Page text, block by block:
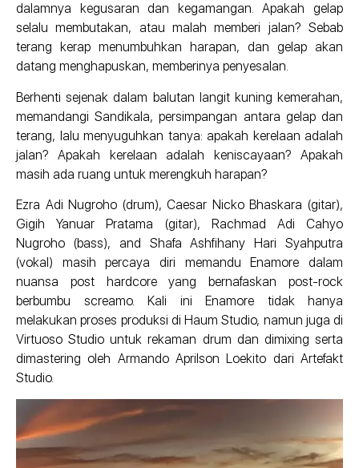
dalamnya kegusaran dan kegamangan. Apakah gelap
selalu membutakan, atau malah memberi jalan? Sebab
terang kerap menumbuhkan harapan, dan gelap akan
datang menghapuskan, memberinya penyesalan.
Berhenti sejenak dalam balutan langit kuning kemerahan,
memandangi Sandikala, persimpangan antara gelap dan
terang, lalu menyuguhkan tanya: apakah kerelaan adalah
jalan? Apakah kerelaan adalah keniscayaan? Apakah
masih ada ruang untuk merengkuh harapan?
Ezra Adi Nugroho (drum), Caesar Nicko Bhaskara (gitar),
Gigih Yanuar Pratama (gitar), Rachmad Adi Cahyo
Nugroho (bass), and Shafa Ashfihany Hari Syahputra
(vokal) masih percaya diri memandu Enamore dalam
nuansa post hardcore yang bernafaskan post-rock
berbumbu screamo. Kali ini Enamore tidak hanya
melakukan proses produksi di Haum Studio, namun juga di
Virtuoso Studio untuk rekaman drum dan dimixing serta
dimastering oleh Armando Aprilson Loekito dari Artefakt
Studio.